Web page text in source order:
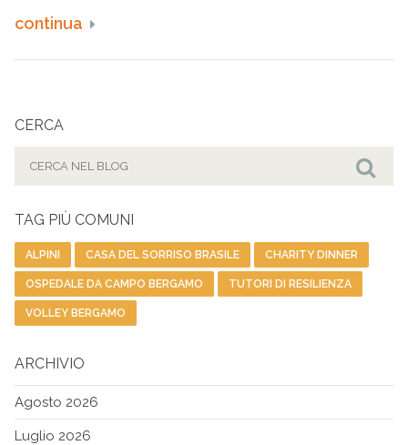
continua
CERCA
TAG PIÙ COMUNI
ALPINI CASA DEL SORRISO BRASILE CHARITY DINNER
OSPEDALE DA CAMPO BERGAMO TUTORI DI RESILIENZA
VOLLEY BERGAMO
ARCHIVIO
Agosto 2026
Luglio 2026